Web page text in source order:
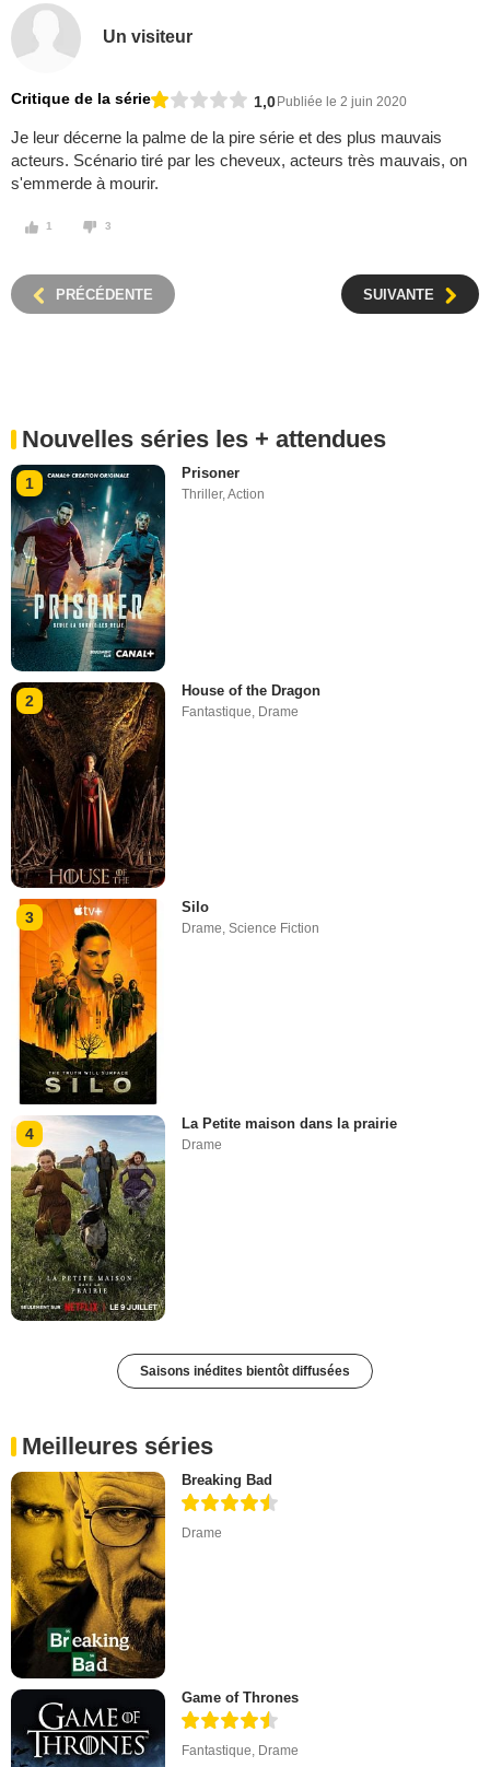
Un visiteur
Critique de la série 1,0 Publiée le 2 juin 2020
Je leur décerne la palme de la pire série et des plus mauvais
acteurs. Scénario tiré par les cheveux, acteurs très mauvais, on
s'emmerde à mourir.
1 3
PRÉCÉDENTE SUIVANTE
Nouvelles séries les + attendues
1
Prisoner
Thriller,Action
2
House of the Dragon
Fantastique Drame
3
Silo
Drame,Science Fiction
4
La Petite maison dans la prairie
Drame
Saisons inédites bientôt diffusées
Meilleures séries
Breaking Bad
Drame
Game of Thrones
Fantastique Drame